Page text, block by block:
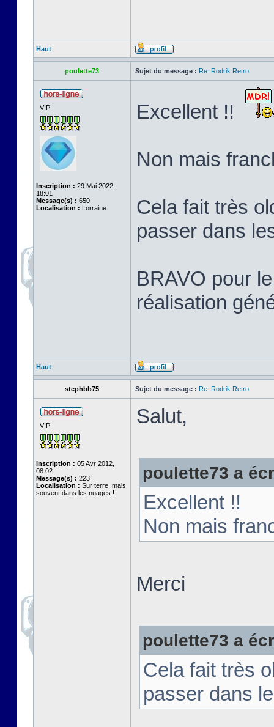
Haut
poulette73 Sujet du message : Re: Rodrik Retro
VIP
Inscription : 29 Mai 2022,
18:01
Message(s) : 650
Localisation : Lorraine
Excellent !!
Non mais
Cela fait très
passer dans
BRAVO pour
réalisation
Haut
stephbb75 Sujet du message : Re: Rodrik Retro
VIP
Inscription : 05 Avr 2012,
08:02
Message(s) : 223
Localisation : Sur terre, mais
souvent dans les nuages !
Salut,
poulette73 a
Excellent !!
Non mais
Merci
poulette73 a
Cela fait très
passer dans